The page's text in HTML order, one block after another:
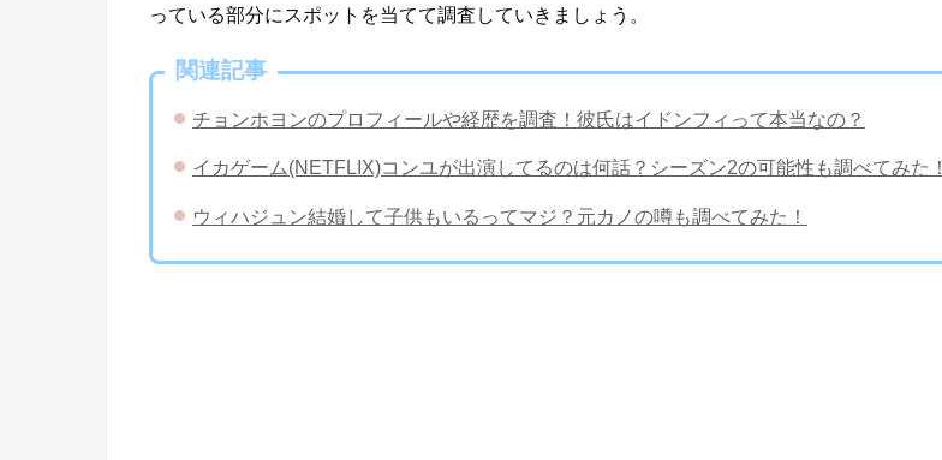
っている部分にスポットを当てて調査していきましょう。
関連記事
チョンホヨンのプロフィールや経歴を調査！彼氏はイドンフィって本当なの？
イカゲーム(NETFLIX)コンユが出演してるのは何話？シーズン2の可能性も調べてみた！
ウィハジュン結婚して子供もいるってマジ？元カノの噂も調べてみた！